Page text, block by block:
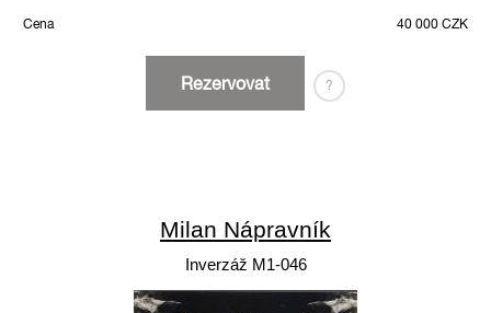
Cena 40 000 CZK
Rezervovat ?
Milan Nápravník
Inverzáž M1-046